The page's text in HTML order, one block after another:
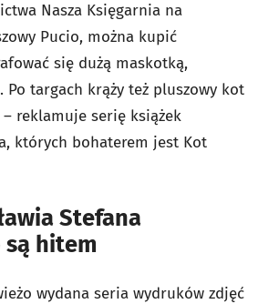
Nasza Księgarnia na
Pucio, można kupić
się dużą maskotką,
Po targach krąży też pluszowy kot
reklamuje serię książek
których bohaterem jest Kot
Stefana
są hitem
wydana seria wydruków zdjęć